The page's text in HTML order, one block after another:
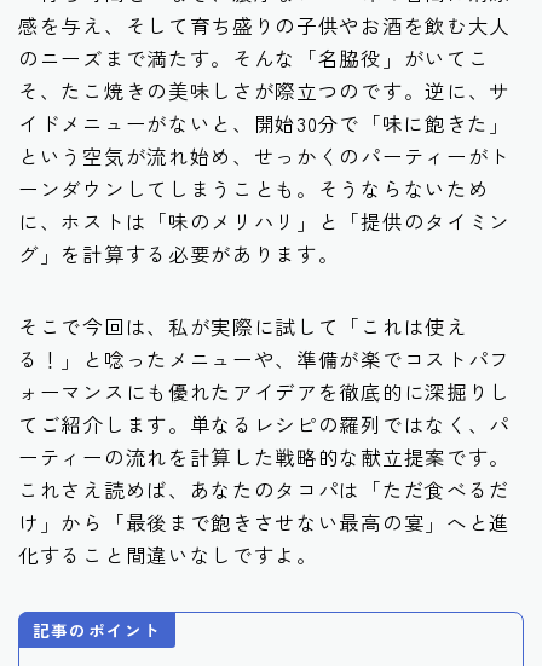
感を与え、そして育ち盛りの子供やお酒を飲む大人
のニーズまで満たす。そんな「名脇役」がいてこ
そ、たこ焼きの美味しさが際立つのです。逆に、サ
イドメニューがないと、開始30分で「味に飽きた」
という空気が流れ始め、せっかくのパーティーがト
ーンダウンしてしまうことも。そうならないため
に、ホストは「味のメリハリ」と「提供のタイミン
グ」を計算する必要があります。
そこで今回は、私が実際に試して「これは使え
る！」と唸ったメニューや、準備が楽でコストパフ
ォーマンスにも優れたアイデアを徹底的に深掘りし
てご紹介します。単なるレシピの羅列ではなく、パ
ーティーの流れを計算した戦略的な献立提案です。
これさえ読めば、あなたのタコパは「ただ食べるだ
け」から「最後まで飽きさせない最高の宴」へと進
化すること間違いなしですよ。
記事のポイント